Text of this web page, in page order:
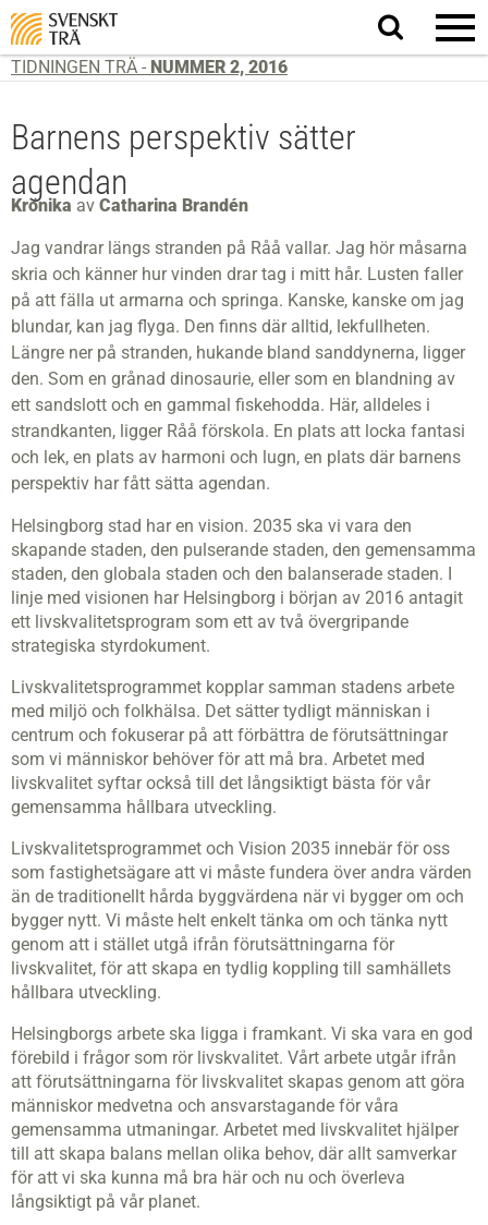
Sök
på
TIDNINGEN TRÄ - NUMMER 2, 2016
Barnens perspektiv sätter
agendan
Krönika av Catharina Brandén
Jag vandrar längs stranden på Råå vallar. Jag hör måsarna
skria och känner hur vinden drar tag i mitt hår. Lusten faller
på att fälla ut armarna och springa. Kanske, kanske om jag
blundar, kan jag flyga. Den finns där alltid, lekfullheten.
Längre ner på stranden, hukande bland sanddynerna, ligger
den. Som en grånad dinosaurie, eller som en blandning av
ett sandslott och en gammal fiskehodda. Här, alldeles i
strandkanten, ligger Råå förskola. En plats att locka fantasi
och lek, en plats av harmoni och lugn, en plats där barnens
perspektiv har fått sätta agendan.
Helsingborg stad har en vision. 2035 ska vi vara den
skapande staden, den pulserande staden, den gemensamma
staden, den globala staden och den balanserade staden. I
linje med visionen har Helsingborg i början av 2016 antagit
ett livskvalitetsprogram som ett av två övergripande
strategiska styrdokument.
Livskvalitetsprogrammet kopplar samman stadens arbete
med miljö och folkhälsa. Det sätter tydligt människan i
centrum och fokuserar på att förbättra de förutsättningar
som vi människor behöver för att må bra. Arbetet med
livskvalitet syftar också till det långsiktigt bästa för vår
gemensamma hållbara utveckling.
Livskvalitetsprogrammet och Vision 2035 innebär för oss
som fastighetsägare att vi måste fundera över andra värden
än de traditionellt hårda byggvärdena när vi bygger om och
bygger nytt. Vi måste helt enkelt tänka om och tänka nytt
genom att i stället utgå ifrån förutsättningarna för
livskvalitet, för att skapa en tydlig koppling till samhällets
hållbara utveckling.
Helsingborgs arbete ska ligga i framkant. Vi ska vara en god
förebild i frågor som rör livskvalitet. Vårt arbete utgår ifrån
att förutsättningarna för livskvalitet skapas genom att göra
människor medvetna och ansvarstagande för våra
gemensamma utmaningar. Arbetet med livskvalitet hjälper
till att skapa balans mellan olika behov, där allt samverkar
för att vi ska kunna må bra här och nu och överleva
långsiktigt på vår planet.